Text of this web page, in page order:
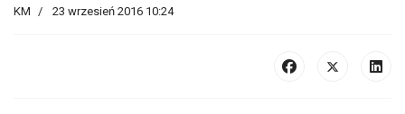
KM 23 wrzesień 2016 10:24